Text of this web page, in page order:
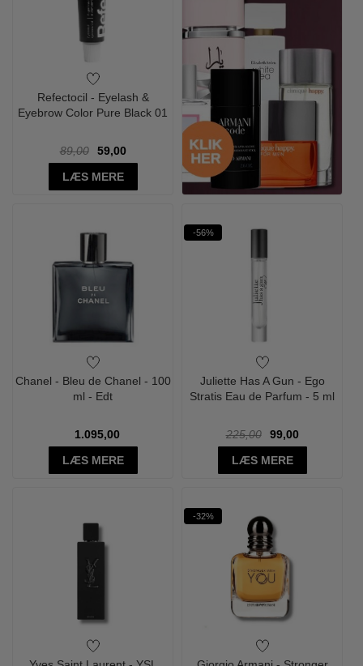
Refectocil - Eyelash &
Eyebrow Color Pure Black 01
89,00
59,00
LÆS MERE
Chanel - Bleu de Chanel - 100
ml - Edt
1.095,00
LÆS MERE
-56%
Juliette Has A Gun - Ego
Stratis Eau de Parfum - 5 ml
225,00
99,00
LÆS MERE
-32%